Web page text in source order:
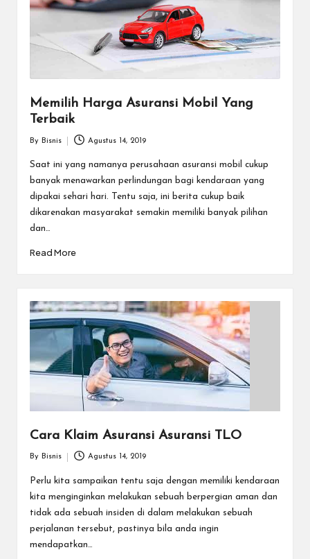
Memilih Harga Asuransi Mobil Yang
Terbaik
by
By Bisnis Agustus 14, 2019
Saat ini yang namanya perusahaan asuransi mobil cukup
banyak menawarkan perlindungan bagi kendaraan yang
dipakai sehari hari. Tentu saja, ini berita cukup baik
dikarenakan masyarakat semakin memiliki banyak pilihan
dan…
Read More
Cara Klaim Asuransi Asuransi TLO
by
By Bisnis Agustus 14, 2019
Perlu kita sampaikan tentu saja dengan memiliki kendaraan
kita menginginkan melakukan sebuah berpergian aman dan
tidak ada sebuah insiden di dalam melakukan sebuah
perjalanan tersebut, pastinya bila anda ingin
mendapatkan…